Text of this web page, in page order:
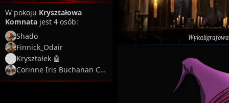
W pokoju Kryształowa
Komnata jest 4 osób:
Shado
Finnick_Odair
Kryształek 🤖
Corinne Iris Buchanan Coltrane